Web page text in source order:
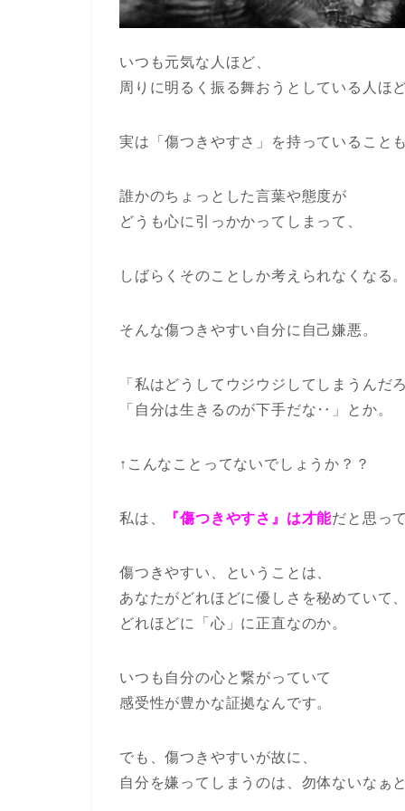
いつも元気な人ほど、
周りに明るく振る舞おうとしている人ほど
実は「傷つきやすさ」を持っていることも
誰かのちょっとした言葉や態度が
どうも心に引っかかってしまって、
しばらくそのことしか考えられなくなる。
そんな傷つきやすい自分に自己嫌悪。
「私はどうしてウジウジしてしまうんだろ
「自分は生きるのが下手だな‥」とか。
↑こんなことってないでしょうか？？
私は、 『傷つきやすさ』は才能だと思っ
傷つきやすい、ということは、
あなたがどれほどに優しさを秘めていて、
どれほどに「心」に正直なのか。
いつも自分の心と繋がっていて
感受性が豊かな証拠なんです。
でも、傷つきやすいが故に、
自分を嫌ってしまうのは、勿体ないなぁ